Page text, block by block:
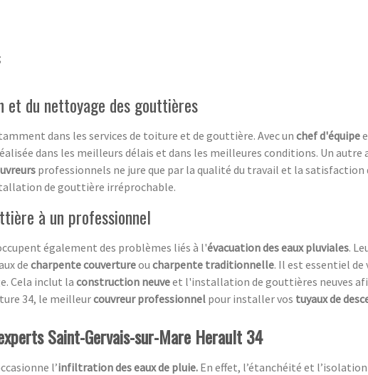
;
et du nettoyage des gouttières
dans les services de toiture et de gouttière. Avec un chef d'équipe
dans les meilleurs délais et dans les meilleures conditions. Un autre
professionnels ne jure que par la qualité du travail et la
de gouttière irréprochable.
à un professionnel
également des problèmes liés à l'évacuation des eaux pluviales.
decharpente couvertureou charpente traditionnelle. Il est essentiel
Cela inclut laconstruction neuveet l'installation de gouttières neuves
34, le meilleurcouvreur professionnel pour installer vos tuyaux de
Saint-Gervais-sur-Mare Herault 34
l’infiltration des eaux de pluie. En effet, l’étanchéité et